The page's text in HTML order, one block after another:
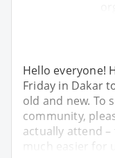
Hello everyone!
Friday in Dakar
old and new. To
community,
actually attend
much easier for